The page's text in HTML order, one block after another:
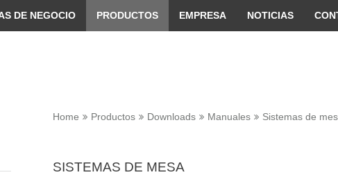
DE NEGOCIO PRODUCTOS EMPRESA NOTICIAS
Home Productos Downloads Manuales Sistemas de
SISTEMAS DE MESA